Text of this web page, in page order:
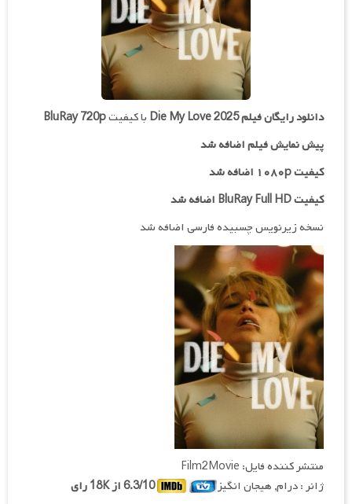
دانلود رایگان فیلمDie My Love 2025 با کیفیتBluRay 720p
پیش نمایش فیلم اضافه شد
کیفیت ۱۰۸۰p اضافه شد
کیفیت BluRay Full HD اضافه شد
نسخه زیرنویس چسبیده فارسی اضافه شد
منتشر کننده فایل: Film2Movie
ژانر : درام, هیجان انگیز
6.3/10 از 18K رای